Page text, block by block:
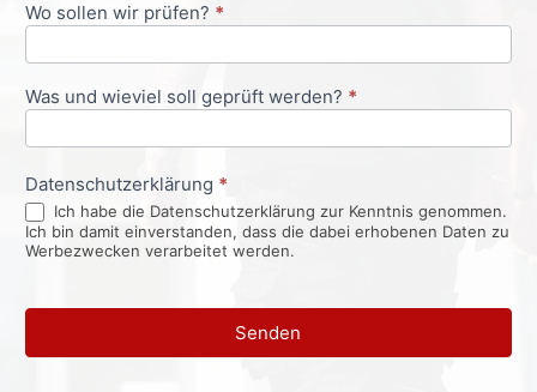
Wo sollen wir prüfen? *
Was und wieviel soll geprüft werden? *
Datenschutzerklärung *
Ich habe die Datenschutzerklärung zur Kenntnis genommen.
Ich bin damit einverstanden, dass die dabei erhobenen Daten zu
Werbezwecken verarbeitet werden.
Senden